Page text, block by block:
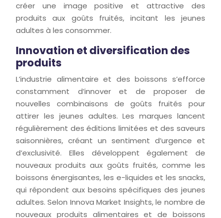
créer une image positive et attractive des
produits aux goûts fruités, incitant les jeunes
adultes à les consommer.
Innovation et diversification des
produits
L’industrie alimentaire et des boissons s’efforce
constamment d’innover et de proposer de
nouvelles combinaisons de goûts fruités pour
attirer les jeunes adultes. Les marques lancent
régulièrement des éditions limitées et des saveurs
saisonnières, créant un sentiment d’urgence et
d’exclusivité. Elles développent également de
nouveaux produits aux goûts fruités, comme les
boissons énergisantes, les e-liquides et les snacks,
qui répondent aux besoins spécifiques des jeunes
adultes. Selon Innova Market Insights, le nombre de
nouveaux produits alimentaires et de boissons